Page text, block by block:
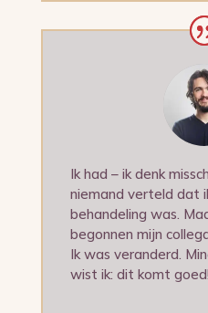
Ik had – ik denk
niemand verteld dat
behandeling was.
begonnen mijn
Ik was veranderd.
wist ik: dit komt goed!